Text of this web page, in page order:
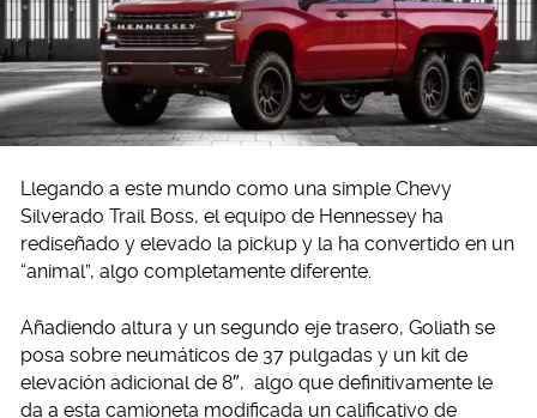
Llegando a este mundo como una simple Chevy
Silverado Trail Boss, el equipo de Hennessey ha
rediseñado y elevado la pickup y la ha convertido en un
“animal”, algo completamente diferente.
Añadiendo altura y un segundo eje trasero, Goliath se
posa sobre neumáticos de 37 pulgadas y un kit de
elevación adicional de 8″, algo que definitivamente le
da a esta camioneta modificada un calificativo de